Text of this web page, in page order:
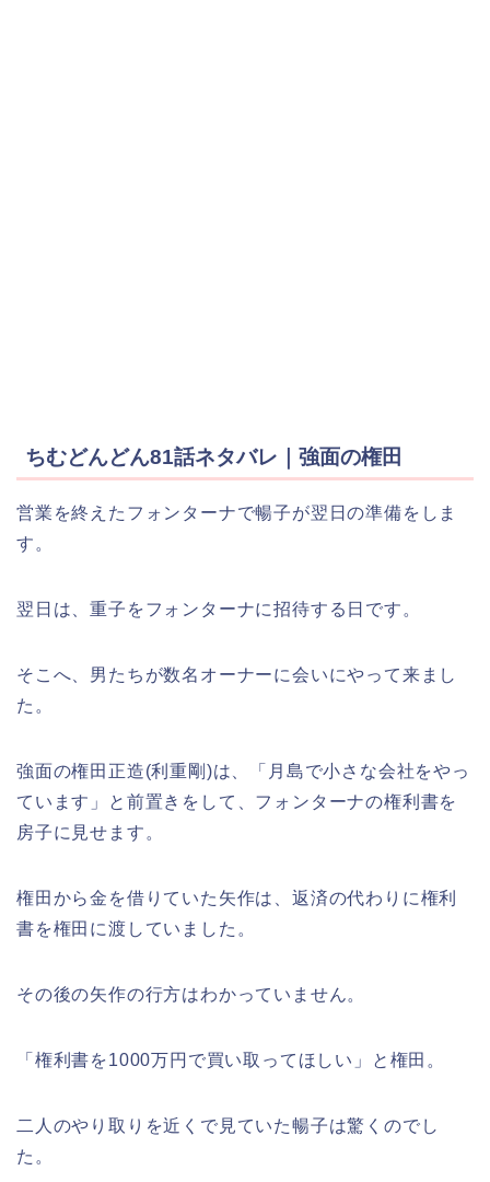
ちむどんどん81話ネタバレ｜強面の権田
営業を終えたフォンターナで暢子が翌日の準備をしま
す。
翌日は、重子をフォンターナに招待する日です。
そこへ、男たちが数名オーナーに会いにやって来まし
た。
強面の権田正造(利重剛)は、「月島で小さな会社をやっ
ています」と前置きをして、フォンターナの権利書を
房子に見せます。
権田から金を借りていた矢作は、返済の代わりに権利
書を権田に渡していました。
その後の矢作の行方はわかっていません。
「権利書を1000万円で買い取ってほしい」と権田。
二人のやり取りを近くで見ていた暢子は驚くのでし
た。